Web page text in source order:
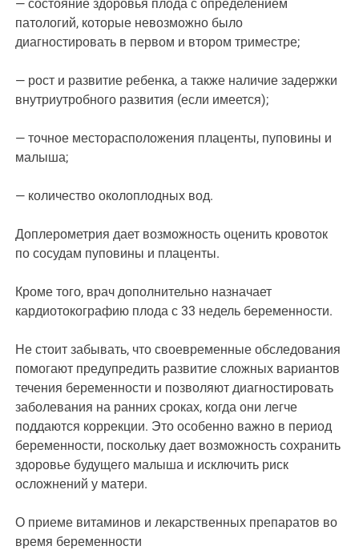
— состояние здоровья плода с определением
патологий, которые невозможно было
диагностировать в первом и втором триместре;
— рост и развитие ребенка, а также наличие задержки
внутриутробного развития (если имеется);
— точное месторасположения плаценты, пуповины и
малыша;
— количество околоплодных вод.
Доплерометрия дает возможность оценить кровоток
по сосудам пуповины и плаценты.
Кроме того, врач дополнительно назначает
кардиотокографию плода с 33 недель беременности.
Не стоит забывать, что своевременные обследования
помогают предупредить развитие сложных вариантов
течения беременности и позволяют диагностировать
заболевания на ранних сроках, когда они легче
поддаются коррекции. Это особенно важно в период
беременности, поскольку дает возможность сохранить
здоровье будущего малыша и исключить риск
осложнений у матери.
О приеме витаминов и лекарственных препаратов во
время беременности